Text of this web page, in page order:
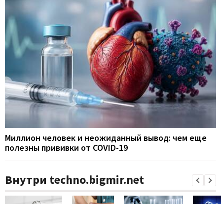
Миллион человек и неожиданный вывод: чем еще
полезны прививки от COVID-19
Внутри techno.bigmir.net